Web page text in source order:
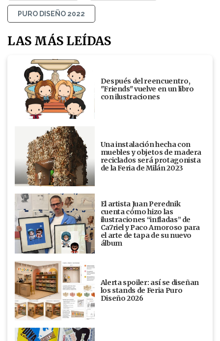
PURO DISEÑO 2022
LAS MÁS LEÍDAS
Después del reencuentro,
"Friends" vuelve en un libro
con ilustraciones
Una instalación hecha con
muebles y objetos de madera
reciclados será protagonista
de la Feria de Milán 2023
El artista Juan Perednik
cuenta cómo hizo las
ilustraciones “infladas” de
Ca7riel y Paco Amoroso para
el arte de tapa de su nuevo
álbum
Alerta spoiler: así se diseñan
los stands de Feria Puro
Diseño 2026